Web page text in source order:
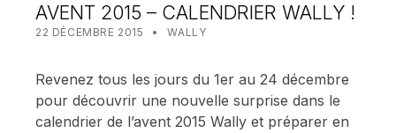
AVENT 2015 – CALENDRIER WALLY !
POSTED ON:
22 DÉCEMBRE 2015 WRITTEN BY:
MEALIN
CATEGORIZED IN:
WALLY
Revenez tous les jours du 1er au 24 décembre
pour découvrir une nouvelle surprise dans le
calendrier de l’avent 2015 Wally et préparer en